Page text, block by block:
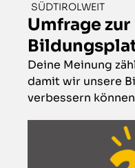
SÜDTIROLWEIT
Umfrage zur
Deine Meinung
damit wir unsere
verbessern